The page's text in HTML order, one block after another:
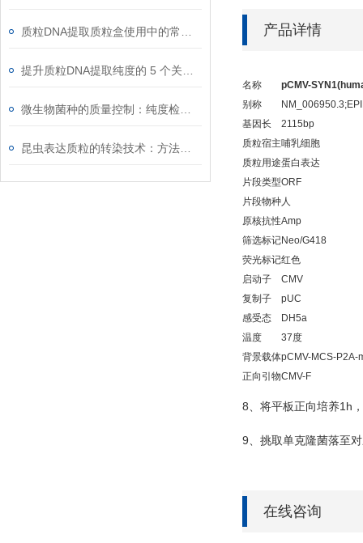
产品详情
名称
pCMV-
别称
基因长
2115bp
质粒宿主哺乳细胞
质粒用途蛋白表达
片段类型ORF
片段物种人
原核抗性Amp
筛选标记Neo/G418
荧光标记红色
启动子
CMV
复制子
pUC
感受态
DH5a
温度
37度
背景载体pCMV-MCS-P2A-
正向引物CMV-F
8、将平板正向培养1h
9、挑取单克隆菌落至
在线咨询